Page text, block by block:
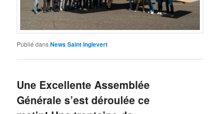
Publié dansNews Saint Inglevert
Une Excellente Assemblée
Générale s’est déroulée ce